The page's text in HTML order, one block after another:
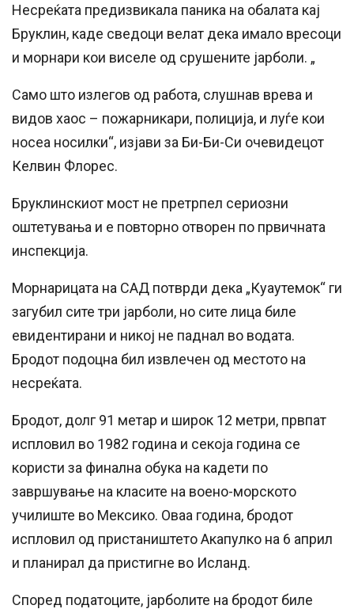
Несреќата предизвикала паника на обалата кај
Бруклин, каде сведоци велат дека имало вресоци
и морнари кои виселе од срушените јарболи. „
Само што излегов од работа, слушнав врева и
видов хаос – пожарникари, полиција, и луѓе кои
носеа носилки“, изјави за Би-Би-Си очевидецот
Келвин Флорес.
Бруклинскиот мост не претрпел сериозни
оштетувања и е повторно отворен по првичната
инспекција.
Морнарицата на САД потврди дека „Куаутемок“ ги
загубил сите три јарболи, но сите лица биле
евидентирани и никој не паднал во водата.
Бродот подоцна бил извлечен од местото на
несреќата.
Бродот, долг 91 метар и широк 12 метри, првпат
испловил во 1982 година и секоја година се
користи за финална обука на кадети по
завршување на класите на воено-морското
училиште во Мексико. Оваа година, бродот
испловил од пристаништето Акапулко на 6 април
и планирал да пристигне во Исланд.
Според податоците, јарболите на бродот биле